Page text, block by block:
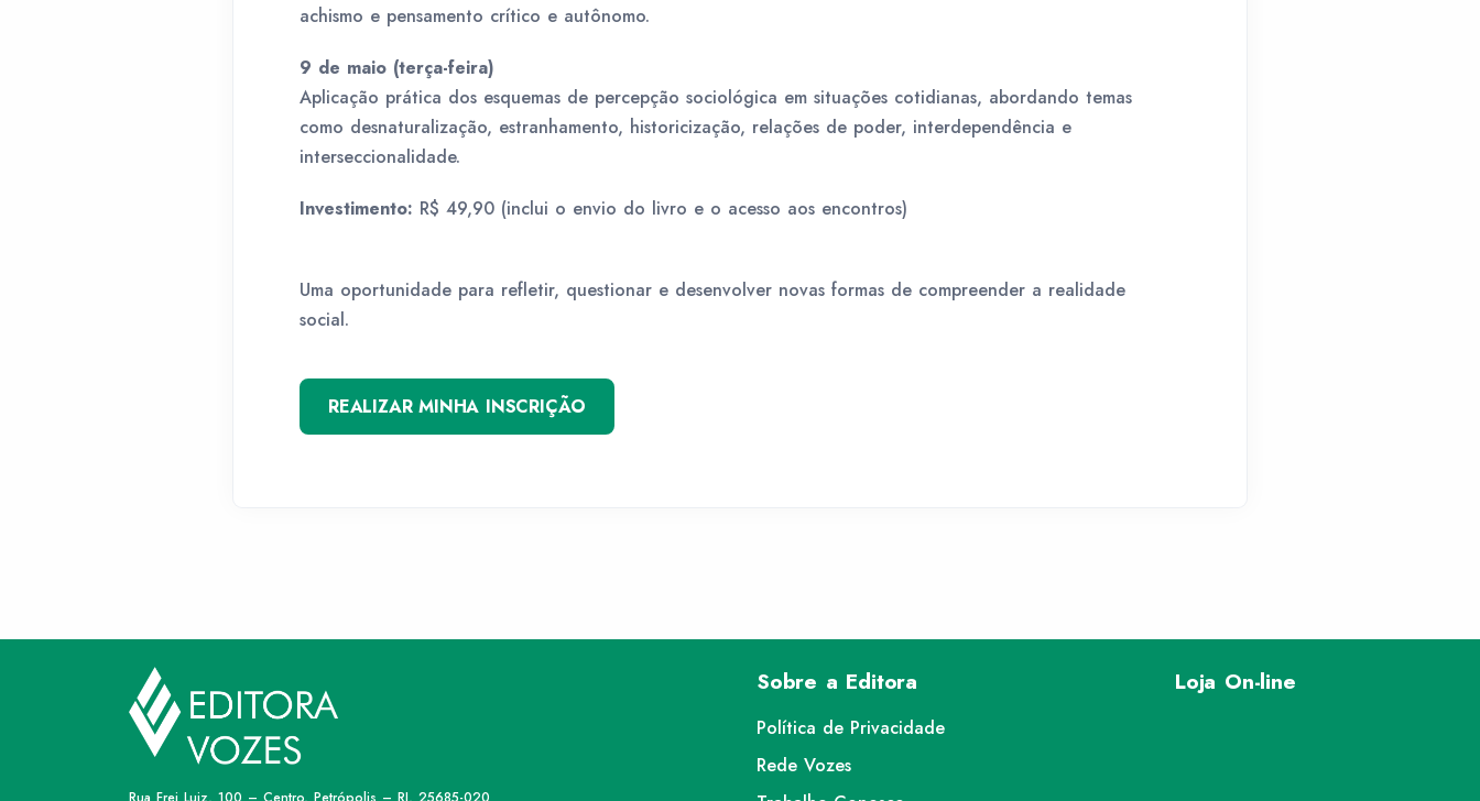
achismo e pensamento crítico e autônomo.
9 de maio (terça-feira)
Aplicação prática dos esquemas de percepção sociológica em situações cotidianas, abordando temas
como desnaturalização, estranhamento, historicização, relações de poder, interdependência e
interseccionalidade.
Investimento: R$ 49,90 (inclui o envio do livro e o acesso aos encontros)
Uma oportunidade para refletir, questionar e desenvolver novas formas de compreender a realidade
social.
REALIZAR MINHA INSCRIÇÃO
Sobre a Editora
Política de Privacidade
Rede Vozes
Loja On-line